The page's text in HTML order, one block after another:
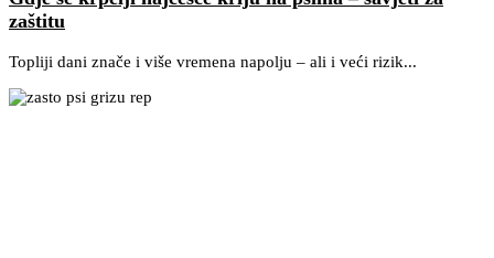
zaštitu
Topliji dani znače i više vremena napolju – ali i veći rizik...